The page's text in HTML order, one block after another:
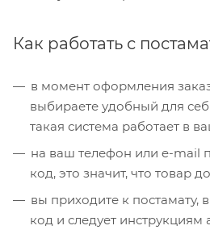
Как работать с
в момент оформления
выбираете удобный для
такая система работает в
на ваш телефон или e-mail
код, это значит, что товар
вы приходите к постамату,
код и следует инструкциям